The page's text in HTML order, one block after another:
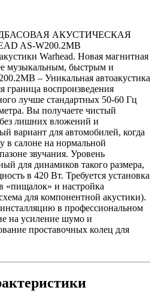
АКУСТИЧЕСКАЯ
AS-W200.2MB
Warhead. Новая магнитная
музыкальным, быстрым и
– Уникальная автоакустика
воспроизведения
лучше стандартных 50-60 Гц
Вы получаете чистый
лишних вложений и
вариант для автомобилей, когда
в салоне на нормальной
звучания. Уровень
для динамиков такого размера,
в 420 Вт. Требуется установка
«пищалок» и настройка
для компонентной акустики).
в профессиональном
на усиление шумо и
проставочных колец для